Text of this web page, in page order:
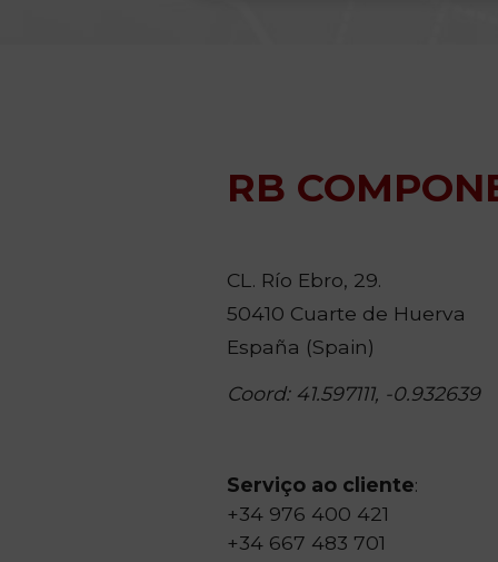
RB
CL. Río Ebro, 29.
50410 Cuarte de Huerva
España (Spain)
Coord: 41.597111, -0.932639
Serviço ao cliente:
+34 976 400 421
+34 667 483 701